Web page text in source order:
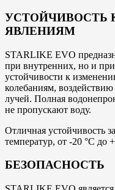
УСТОЙЧИВОСТЬ
ЯВЛЕНИЯМ
STARLIKE EVO
при внутренних, но и
устойчивости к
колебаниям,
лучей. Полная
не пропускают воду.
Отличная устойчивость
температур, от -20 °С до
БЕЗОПАСНОСТЬ